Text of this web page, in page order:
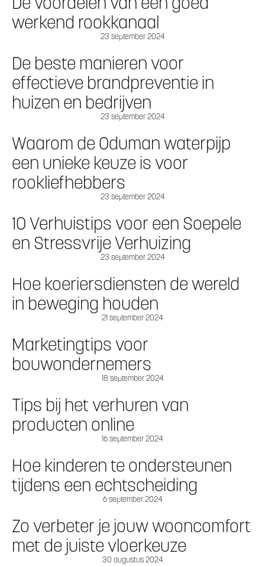
werkend rookkanaal
23 september 2024
De beste manieren voor
effectieve brandpreventie in
huizen en bedrijven
23 september 2024
Waarom de Oduman waterpijp
een unieke keuze is voor
rookliefhebbers
23 september 2024
10 Verhuistips voor een Soepele
en Stressvrije Verhuizing
23 september 2024
Hoe koeriersdiensten de wereld
in beweging houden
21 september 2024
Marketingtips voor
bouwondernemers
18 september 2024
Tips bij het verhuren van
producten online
16 september 2024
Hoe kinderen te ondersteunen
tijdens een echtscheiding
6 september 2024
Zo verbeter je jouw wooncomfort
met de juiste vloerkeuze
30 augustus 2024